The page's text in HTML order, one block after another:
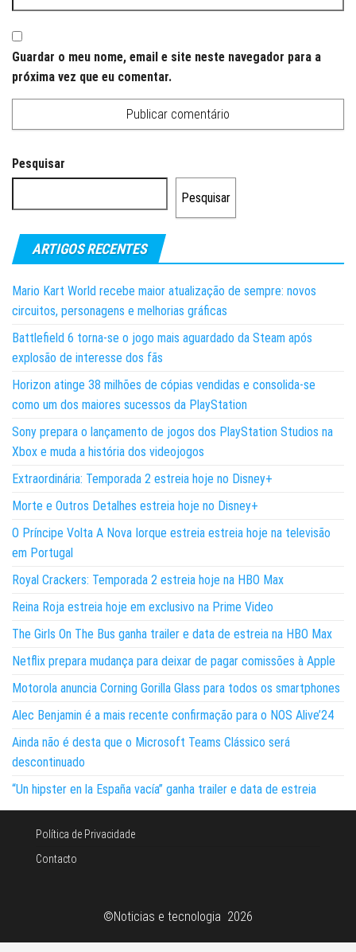
Guardar o meu nome, email e site neste navegador para a
próxima vez que eu comentar.
Pesquisar
Pesquisar
ARTIGOS RECENTES
Mario Kart World recebe maior atualização de sempre: novos
circuitos, personagens e melhorias gráficas
Battlefield 6 torna-se o jogo mais aguardado da Steam após
explosão de interesse dos fãs
Horizon atinge 38 milhões de cópias vendidas e consolida-se
como um dos maiores sucessos da PlayStation
Sony prepara o lançamento de jogos dos PlayStation Studios na
Xbox e muda a história dos videojogos
Extraordinária: Temporada 2 estreia hoje no Disney+
Morte e Outros Detalhes estreia hoje no Disney+
O Príncipe Volta A Nova Iorque estreia estreia hoje na televisão
em Portugal
Royal Crackers: Temporada 2 estreia hoje na HBO Max
Reina Roja estreia hoje em exclusivo na Prime Video
The Girls On The Bus ganha trailer e data de estreia na HBO Max
Netflix prepara mudança para deixar de pagar comissões à Apple
Motorola anuncia Corning Gorilla Glass para todos os smartphones
Alec Benjamin é a mais recente confirmação para o NOS Alive’24
Ainda não é desta que o Microsoft Teams Clássico será
descontinuado
“Un hipster en la España vacía” ganha trailer e data de estreia
Política de Privacidade
Contacto
©Noticias e tecnologia 2026